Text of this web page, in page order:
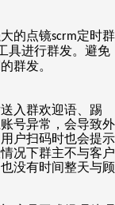
的点镜scrm定时群
具进行群发。避免
群发。
入群欢迎语、踢
号异常，会导致外
户扫码时也会提示
况下群主不与客户
没有时间整天与顾